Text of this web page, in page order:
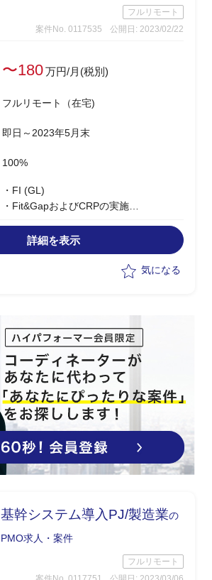
フルリモート
案件No. 0117535
公開日: 2023/02/22
〜180万円/月(税別)
フルリモート（在宅)
即日～2023年5月末
100%
・FI (GL)
・Fit&GapおよびCRPの実施
詳細を表示
気になる
基幹システム導入PJ/製造業の
PMO求人・案件
フルリモート